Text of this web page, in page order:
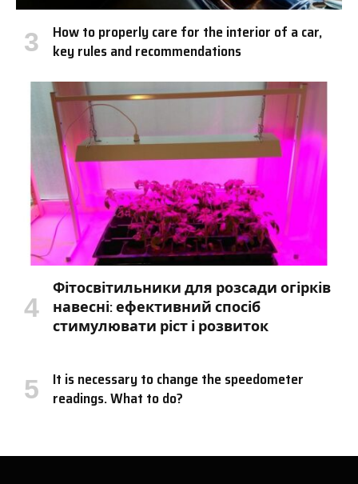
How to properly care for the interior of a car,
key rules and recommendations
Фітосвітильники для розсади огірків
навесні: ефективний спосіб
стимулювати ріст і розвиток
It is necessary to change the speedometer
readings. What to do?